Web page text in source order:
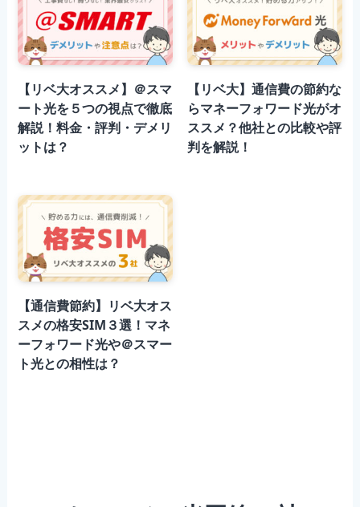
【リベ大オススメ】＠スマ
ート光を５つの視点で徹底
解説！料金・評判・デメリ
ットは？
【リベ大】通信費の節約な
らマネーフォワード光がオ
ススメ？他社との比較や評
判を解説！
【通信費節約】リベ大オス
スメの格安SIM３選！マネ
ーフォワード光や＠スマー
ト光との相性は？